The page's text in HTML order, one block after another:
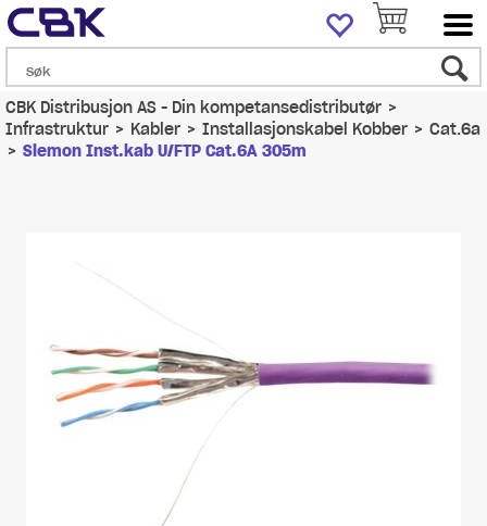
CBK Distribusjon AS - Din kompetansedistributør>
Infrastruktur>Kabler>Installasjonskabel Kobber>Cat.6a
>Siemon Inst.kab U/FTP Cat.6A 305m